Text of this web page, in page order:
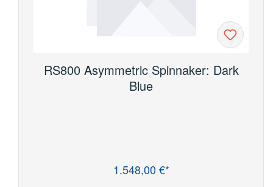
RS800 Asymmetric Spinnaker: Dark
Blue
1.548,00 €*